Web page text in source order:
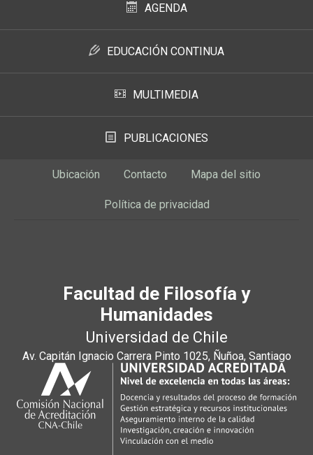
AGENDA
EDUCACIÓN CONTINUA
MULTIMEDIA
PUBLICACIONES
Ubicación Contacto Mapa del sitio
Política de privacidad
Facultad de Filosofía y
Humanidades
Universidad de Chile
Av. Capitán Ignacio Carrera Pinto 1025, Ñuñoa, Santiago